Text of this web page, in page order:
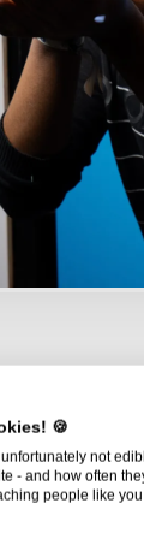
🍪
not
- and how often
people like